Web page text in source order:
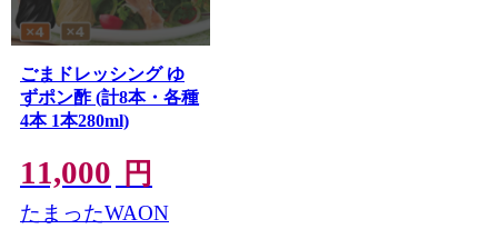
ごまドレッシング ゆ
ずポン酢 (計8本・各種
4本 1本280ml)
11,000 円
たまったWAON